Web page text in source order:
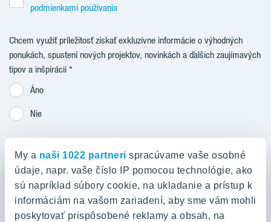
My a naši 1022 partneri spracúvame vaše osobné
údaje, napr. vaše číslo IP pomocou technológie, ako
sú napríklad súbory cookie, na ukladanie a prístup k
informáciám na vašom zariadení, aby sme vám mohli
poskytovať prispôsobené reklamy a obsah, na
podmienkami používania
Chcem využiť príležitosť získať exkluzívne informácie o výhodných
ponukách, spustení nových projektov, novinkách a ďalších zaujímavých
tipov a inšpirácií
Áno
Nie
Odoslať